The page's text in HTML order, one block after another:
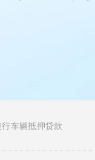
车辆抵押贷款